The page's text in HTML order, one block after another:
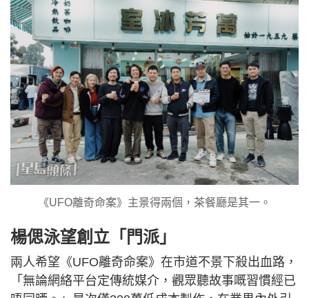
《UFO離奇命案》主景得兩個，茶餐廳是其一。
楊偲泳望創立「門派」
兩人希望《UFO離奇命案》在市道不景下殺出血路，
「無論網絡平台定傳統媒介，觀眾聽故事嘅習慣經已